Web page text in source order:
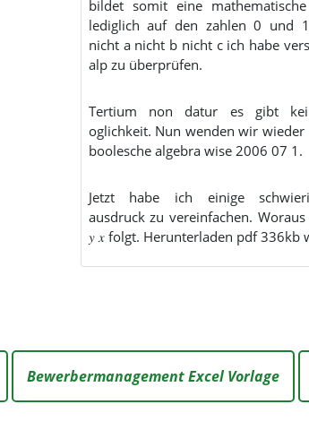
bildet somit eine
lediglich auf den zahlen 0 und 1
nicht a nicht b nicht c ich habe
alp zu überprüfen.
Tertium non datur es gibt
oglichkeit. Nun wenden wir wieder das 1. Oberle
boolesche algebra wise 2006 07 1.
Jetzt habe ich einige
ausdruck zu vereinfachen. Woraus die gleichheit
𝑦 𝑥 folgt. Herunterladen pdf
Bewerbermanagement Excel Vorlage